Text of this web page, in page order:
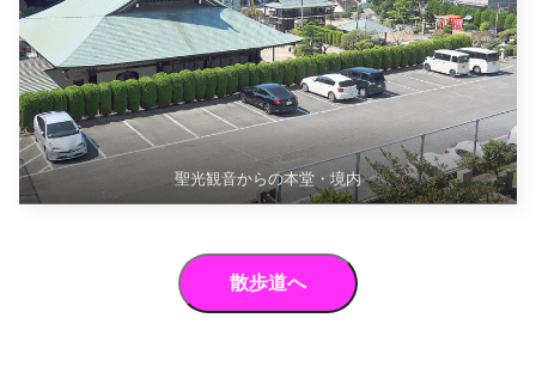
聖光観音からの本堂・境内